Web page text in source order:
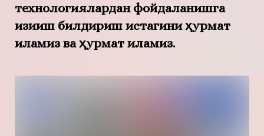
технологиялардан фойдаланишга
қизиқиш билдириш истагини ҳурмат
қиламиз ва ҳурмат қиламиз.